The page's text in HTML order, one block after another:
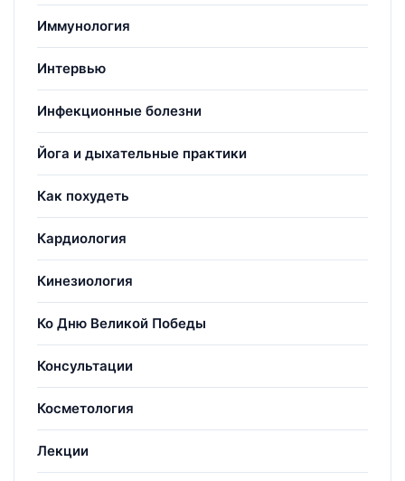
Иммунология
Интервью
Инфекционные болезни
Йога и дыхательные практики
Как похудеть
Кардиология
Кинезиология
Ко Дню Великой Победы
Консультации
Косметология
Лекции